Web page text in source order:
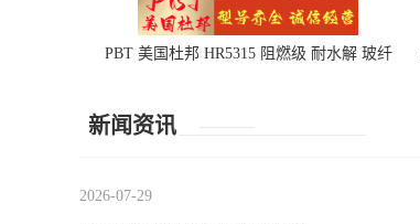
PBT 美国杜邦 HR5315 阻燃级 耐水解 玻纤
新闻资讯
2026-07-29